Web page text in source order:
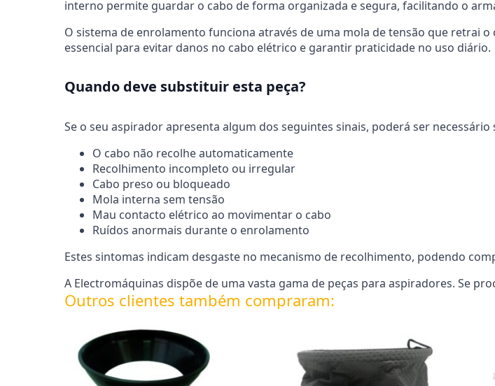
interno permite guardar o cabo de forma organizada e segura, facilitando o
O sistema de enrolamento funciona através de uma mola de tensão que retrai
essencial para evitar danos no cabo elétrico e garantir praticidade no uso diário.
Quando deve substituir esta peça?
Se o seu aspirador apresenta algum dos seguintes sinais, poderá ser
O cabo não recolhe automaticamente
Recolhimento incompleto ou irregular
Cabo preso ou bloqueado
Mola interna sem tensão
Mau contacto elétrico ao movimentar o cabo
Ruídos anormais durante o enrolamento
Estes sintomas indicam desgaste no mecanismo de recolhimento, podendo
A Electromáquinas dispõe de uma vasta gama de peças para aspiradores. Se
Outros clientes também compraram: